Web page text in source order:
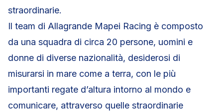
straordinarie.
Il team di Allagrande Mapei Racing è composto
da una squadra di circa 20 persone, uomini e
donne di diverse nazionalità, desiderosi di
misurarsi in mare come a terra, con le più
importanti regate d’altura intorno al mondo e
comunicare, attraverso quelle straordinarie